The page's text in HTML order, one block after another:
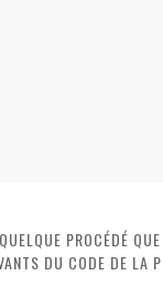
PROCÉDÉ
DU CODE DE LA